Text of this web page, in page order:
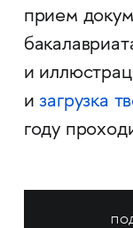
прием
и
изагрузка
году